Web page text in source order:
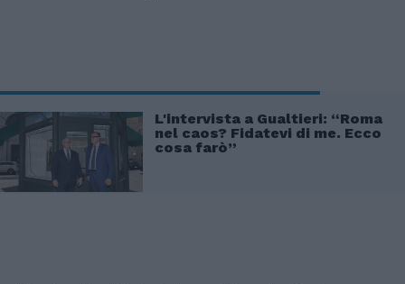
L'intervista a Gualtieri: “Roma
nel caos? Fidatevi di me. Ecco
cosa farò”